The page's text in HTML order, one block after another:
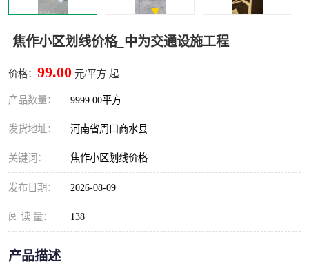
焦作小区划线价格_中为交通设施工程
价格： 99.00 元/平方 起
产品数量： 9999.00平方
发货地址： 河南省周口商水县
关键词： 焦作小区划线价格
发布日期： 2026-08-09
阅 读 量： 138
产品描述